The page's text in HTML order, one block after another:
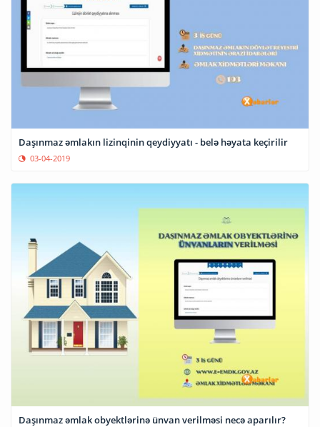
Daşınmaz əmlakın lizinqinin qeydiyyatı - belə həyata keçirilir
03-04-2019
Daşınmaz əmlak obyektlərinə ünvan verilməsi necə aparılır?